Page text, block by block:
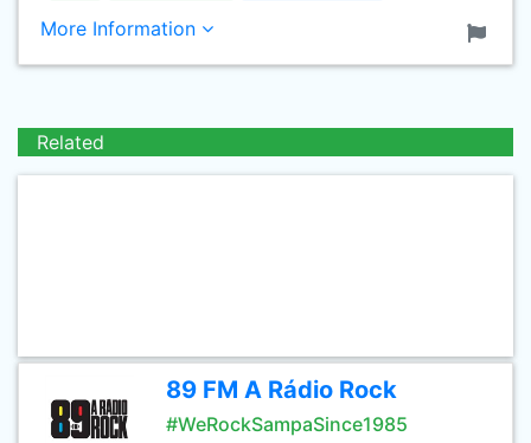
More Information
Related
89 FM A Rádio Rock
#WeRockSampaSince1985